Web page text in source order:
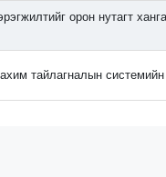
орон нутагт
тайлагналын системийн